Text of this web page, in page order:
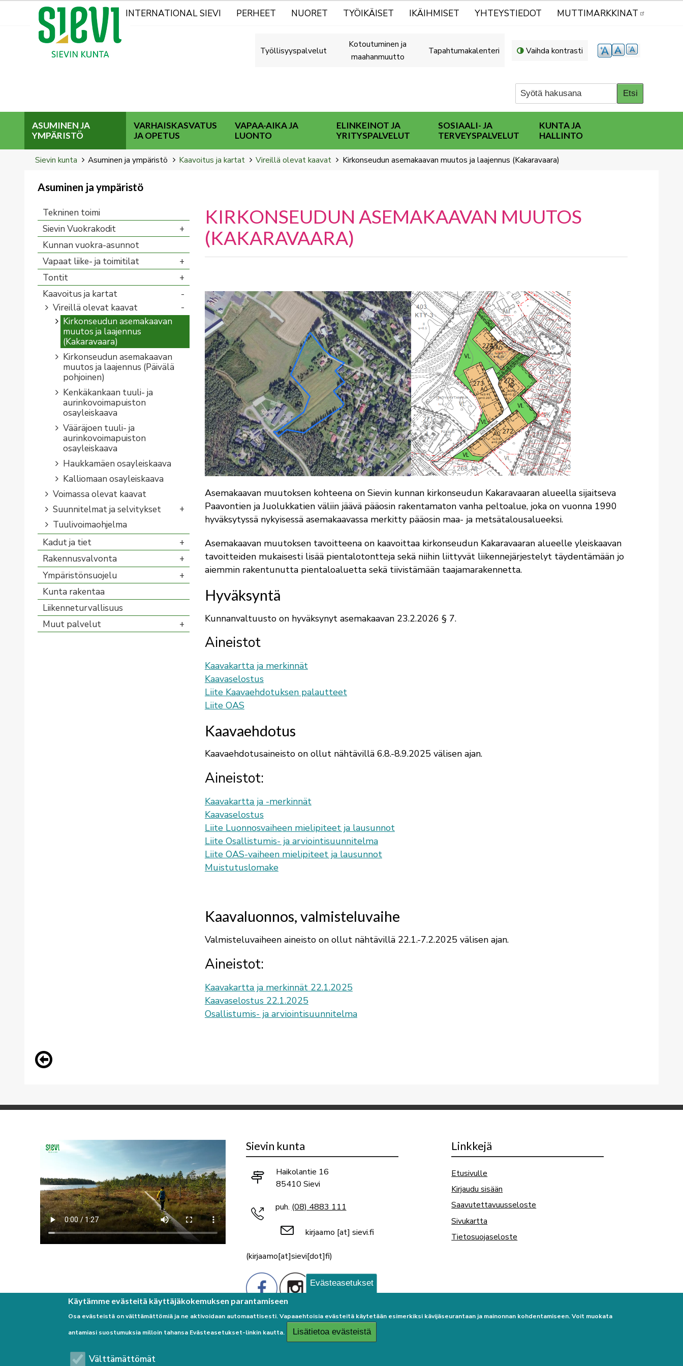
Kohderyhmät
INTERNATIONAL SIEVI PERHEET NUORET TYÖIKÄISET IKÄIHMISET YHTEYSTIEDOT MUTTIMARKKINAT
Työllisyyspalvelut
Kotoutuminen ja
maahanmuutto
Tapahtumakalenteri Vaihda kontrasti
ASUMINEN JA
YMPÄRISTÖ
VARHAISKASVATUS
JA OPETUS
VAPAA-AIKA JA
LUONTO
ELINKEINOT JA
YRITYSPALVELUT
SOSIAALI- JA
TERVEYSPALVELUT
KUNTA JA
HALLINTO
Breadcrumbs
You
here:
Sievin kunta Asuminen ja ympäristö Kaavoitus ja kartat Vireillä olevat kaavat Kirkonseudun asemakaavan muutos ja laajennus (Kakaravaara)
You
here:
Asuminen ja ympäristö
Tekninen toimi
Sievin Vuokrakodit
Kunnan vuokra-asunnot
Vapaat liike- ja toimitilat
Tontit
Kaavoitus ja kartat
Vireillä olevat kaavat
Kirkonseudun asemakaavan
muutos ja laajennus
(Kakaravaara)
Kirkonseudun asemakaavan
muutos ja laajennus (Päivälä
pohjoinen)
Kenkäkankaan tuuli- ja
aurinkovoimapuiston
osayleiskaava
Vääräjoen tuuli- ja
aurinkovoimapuiston
osayleiskaava
Haukkamäen osayleiskaava
Kalliomaan osayleiskaava
Voimassa olevat kaavat
Suunnitelmat ja selvitykset
Tuulivoimaohjelma
Kadut ja tiet
Rakennusvalvonta
Ympäristönsuojelu
Kunta rakentaa
Liikenneturvallisuus
Muut palvelut
KIRKONSEUDUN ASEMAKAAVAN MUUTOS
(KAKARAVAARA)
Asemakaavan muutoksen kohteena on Sievin kunnan kirkonseudun Kakaravaaran alueella sijaitseva
Paavontien ja Juolukkatien väliin jäävä pääosin rakentamaton vanha peltoalue, joka on vuonna 1990
hyväksytyssä nykyisessä asemakaavassa merkitty pääosin maa- ja metsätalousalueeksi.
Asemakaavan muutoksen tavoitteena on kaavoittaa kirkonseudun Kakaravaaran alueelle yleiskaavan
tavoitteiden mukaisesti lisää pientalotontteja sekä niihin liittyvät liikennejärjestelyt täydentämään jo
aiemmin rakentunutta pientaloaluetta sekä tiivistämään taajamarakennetta.
Hyväksyntä
Kunnanvaltuusto on hyväksynyt asemakaavan 23.2.2026 § 7.
Aineistot
Kaavakartta ja merkinnät
Kaavaselostus
Liite Kaavaehdotuksen palautteet
Liite OAS
Kaavaehdotus
Kaavaehdotusaineisto on ollut nähtävillä 6.8.-8.9.2025 välisen ajan.
Aineistot:
Kaavakartta ja -merkinnät
Kaavaselostus
Liite Luonnosvaiheen mielipiteet ja lausunnot
Liite Osallistumis- ja arviointisuunnitelma
Liite OAS-vaiheen mielipiteet ja lausunnot
Muistutuslomake
Kaavaluonnos, valmisteluvaihe
Valmisteluvaiheen aineisto on ollut nähtävillä 22.1.-7.2.2025 välisen ajan.
Aineistot:
Kaavakartta ja merkinnät 22.1.2025
Kaavaselostus 22.1.2025
Osallistumis- ja arviointisuunnitelma
Sievin kunta
Haikolantie 16
85410 Sievi
puh. (08) 4883 111
kirjaamo [at] sievi.fi
(kirjaamo[at]sievi[dot]fi)
Palaute
Linkkejä
Etusivulle
Kirjaudu sisään
Saavutettavuusseloste
Sivukartta
Tietosuojaseloste
Evästeasetukset
Käytämme evästeitä käyttäjäkokemuksen parantamiseen
Osa evästeistä on välttämättömiä ja ne aktivoidaan automaattisesti. Vapaaehtoisia evästeitä käytetään esimerkiksi kävijäseurantaan ja mainonnan kohdentamiseen. Voit muokata
antamiasi suostumuksia milloin tahansa Evästeasetukset-linkin kautta.
Lisätietoa evästeistä
Välttämättömät